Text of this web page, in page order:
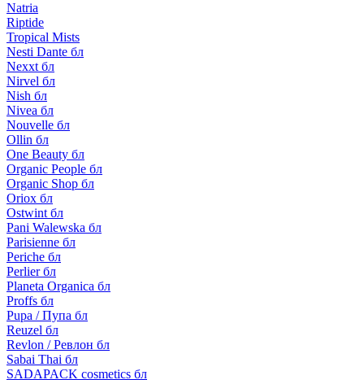
Natria
Riptide
Tropical Mists
Nesti Dante бл
Nexxt бл
Nirvel бл
Nish бл
Nivea бл
Nouvelle бл
Ollin бл
One Beauty бл
Organic People бл
Organic Shop бл
Oriox бл
Ostwint бл
Pani Walewska бл
Parisienne бл
Periche бл
Perlier бл
Planeta Organica бл
Proffs бл
Pupa / Пупа бл
Reuzel бл
Revlon / Ревлон бл
Sabai Thai бл
SADAPACK cosmetics бл